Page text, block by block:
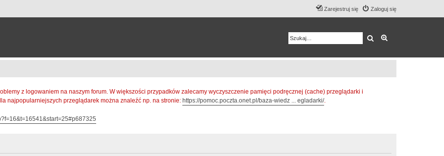
Zaloguj się
Zarejestruj się
Szukaj
z logowaniem na naszym forum. W większości przypadków zalecamy wyczyszczenie pamięci podręcznej (cache) przeglądarki i
najpopularniejszych przeglądarek można znaleźć np. na stronie: https://pomoc.poczta.onet.pl/baza-wiedz ... egladarki/.